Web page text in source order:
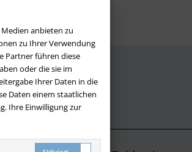
anbieten zu
zu Ihrer Verwendung
Partner führen diese
oder die sie im
Ihrer Daten in die
Daten einem staatlichen
Ihre Einwilligung zur
LOS